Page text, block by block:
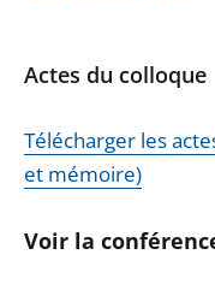
Actes du colloque
Télécharger les
et mémoire)
Voir la co